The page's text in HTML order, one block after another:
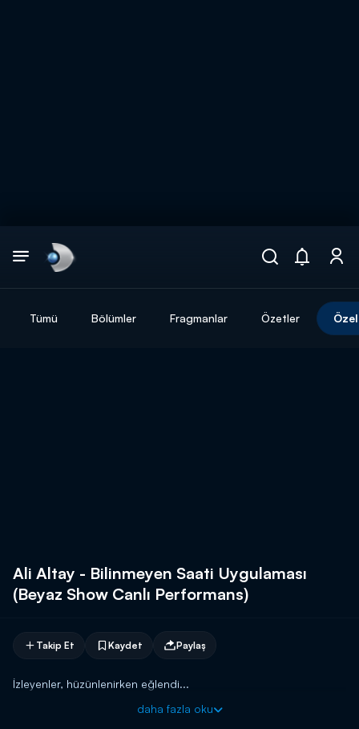
Tümü Bölümler Fragmanlar Özetler
Ali Altay - Bilinmeyen Saati Uygulaması
(Beyaz Show Canlı Performans)
Takip Et Kaydet Paylaş
İzleyenler, hüzünlenirken eğlendi...
daha fazla oku